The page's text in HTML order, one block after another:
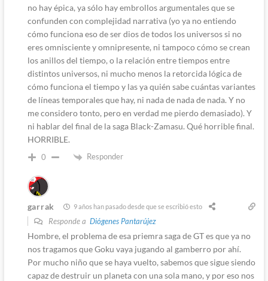
no hay épica, ya sólo hay embrollos argumentales que se
confunden con complejidad narrativa (yo ya no entiendo
cómo funciona eso de ser dios de todos los universos si no
eres omnisciente y omnipresente, ni tampoco cómo se crean
los anillos del tiempo, o la relación entre tiempos entre
distintos universos, ni mucho menos la retorcida lógica de
cómo funciona el tiempo y las ya quién sabe cuántas variantes
de líneas temporales que hay, ni nada de nada de nada. Y no
me considero tonto, pero en verdad me pierdo demasiado). Y
ni hablar del final de la saga Black-Zamasu. Qué horrible final.
HORRIBLE.
0 Responder
garrak 9 años han pasado desde que se escribió esto
Responde a Diógenes Pantarújez
Hombre, el problema de esa priemra saga de GT es que ya no
nos tragamos que Goku vaya jugando al gamberro por ahí.
Por mucho niño que se haya vuelto, sabemos que sigue siendo
capaz de destruir un planeta con una sola mano, y por eso nos